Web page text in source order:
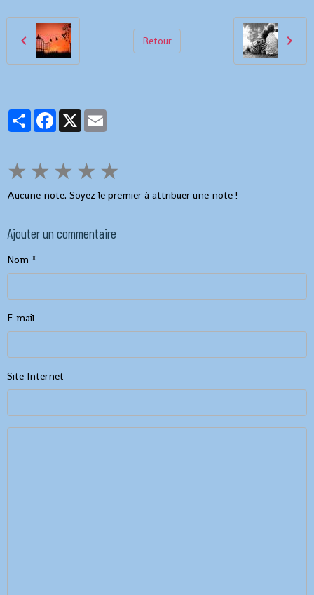
Retour
PartagerFacebook
★ ★ ★ ★ ★
Aucune note. Soyez le premier à attribuer une note !
Ajouter un commentaire
Nom
E-mail
Site Internet